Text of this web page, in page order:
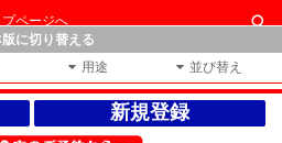
プページへ
版に切り替える
用途 並び替え
新規登録